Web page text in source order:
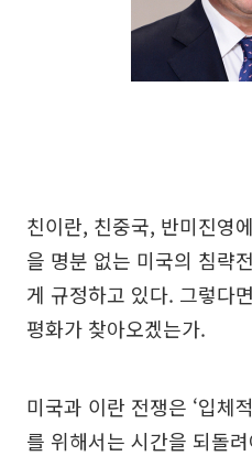
친이란, 친중국, 반미진영
을 명분 없는 미국의 침략
게 규정하고 있다. 그렇다
평화가 찾아오겠는가.
미국과 이란 전쟁은 ‘입체
를 위해서는 시간을 되돌